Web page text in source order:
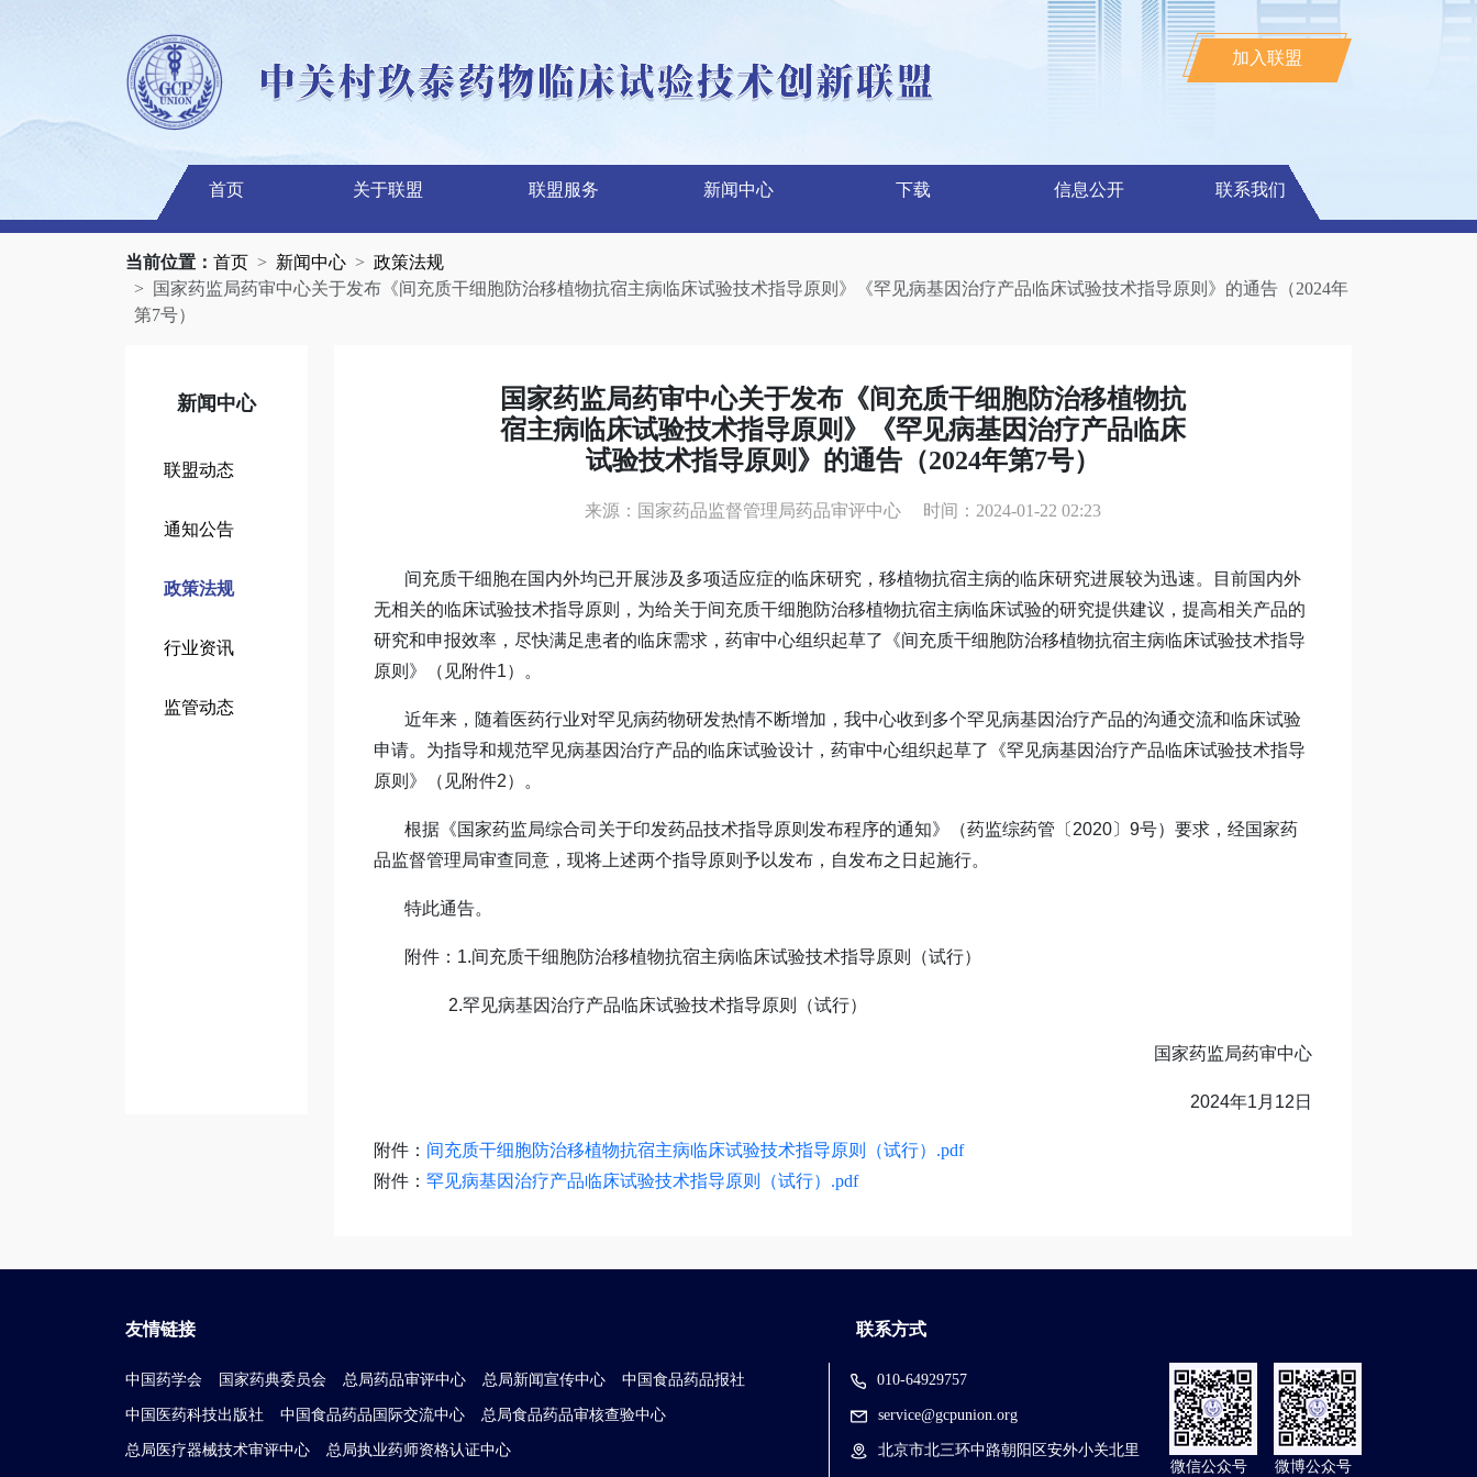
加入联盟
首页 关于联盟 联盟服务 新闻中心 下载 信息公开 联系我们
当前位置： 首页 新闻中心
政策法规
国家药监局药审中心关于发布《间充质干细胞防治移植物抗宿主病临床试验技术指导原则》《罕见病基因治疗产品临床试验技术指导原则》的通告（2024年
第7号）
新闻中心
联盟动态
通知公告
政策法规
行业资讯
监管动态
国家药监局药审中心关于发布《间充质干细胞防治移植物抗
宿主病临床试验技术指导原则》《罕见病基因治疗产品临床
试验技术指导原则》的通告（2024年第7号）
来源：国家药品监督管理局药品审评中心 时间：2024-01-22 02:23
间充质干细胞在国内外均已开展涉及多项适应症的临床研究，移植物抗宿主病的临床研究进展较为迅速。目前国内外
无相关的临床试验技术指导原则，为给关于间充质干细胞防治移植物抗宿主病临床试验的研究提供建议，提高相关产品的
研究和申报效率，尽快满足患者的临床需求，药审中心组织起草了《间充质干细胞防治移植物抗宿主病临床试验技术指导
原则》（见附件1）。
近年来，随着医药行业对罕见病药物研发热情不断增加，我中心收到多个罕见病基因治疗产品的沟通交流和临床试验
申请。为指导和规范罕见病基因治疗产品的临床试验设计，药审中心组织起草了《罕见病基因治疗产品临床试验技术指导
原则》（见附件2）。
根据《国家药监局综合司关于印发药品技术指导原则发布程序的通知》（药监综药管〔2020〕9号）要求，经国家药
品监督管理局审查同意，现将上述两个指导原则予以发布，自发布之日起施行。
特此通告。
附件：1.间充质干细胞防治移植物抗宿主病临床试验技术指导原则（试行）
2.罕见病基因治疗产品临床试验技术指导原则（试行）
国家药监局药审中心
2024年1月12日
附件： 间充质干细胞防治移植物抗宿主病临床试验技术指导原则（试行）.pdf
附件： 罕见病基因治疗产品临床试验技术指导原则（试行）.pdf
友情链接
中国药学会 国家药典委员会 总局药品审评中心 总局新闻宣传中心 中国食品药品报社
中国医药科技出版社 中国食品药品国际交流中心 总局食品药品审核查验中心
总局医疗器械技术审评中心 总局执业药师资格认证中心
联系方式
010-64929757
service@gcpunion.org
北京市北三环中路朝阳区安外小关北里
微信公众号
微博公众号